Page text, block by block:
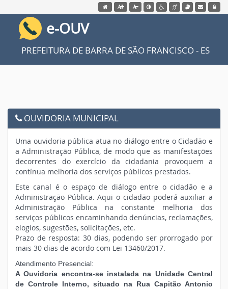
Acessar página inicial do siteAção para aumentar tamanho da fonte do
Ação para diminuir tamanho da
Ação para aplicar auto
Acessar página sobre
Acessar página sobre
Acessar página
Acessar
e-OUV
PREFEITURA DE BARRA DE SÃO FRANCISCO - ES
OUVIDORIA MUNICIPAL
Uma ouvidoria pública atua no diálogo entre o Cidadão e
a Administração Pública, de modo que as manifestações
decorrentes do exercício da cidadania provoquem a
contínua melhoria dos serviços públicos prestados.
Este canal é o espaço de diálogo entre o cidadão e a
Administração Pública. Aqui o cidadão poderá auxiliar a
Administração Pública na constante melhoria dos
serviços públicos encaminhando denúncias, reclamações,
elogios, sugestões, solicitações, etc.
Prazo de resposta: 30 dias, podendo ser prorrogado por
mais 30 dias de acordo com Lei 13460/2017.
Atendimento Presencial:
A Ouvidoria encontra-se instalada na Unidade Central
de Controle Interno, situado na Rua Capitão Antonio